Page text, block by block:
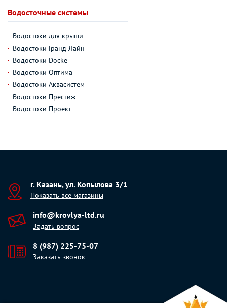
Водосточные системы
Водостоки для крыши
Водостоки Гранд Лайн
Водостоки Docke
Водостоки Оптима
Водостоки Аквасистем
Водостоки Престиж
Водостоки Проект
г. Казань, ул. Копылова 3/1
Показать все магазины
info@krovlya-ltd.ru
Задать вопрос
8 (987) 225-75-07
Заказать звонок